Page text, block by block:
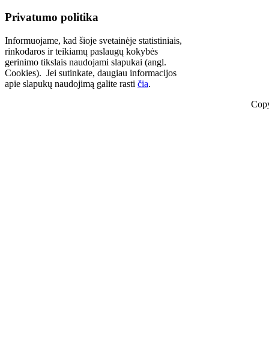
Privatumo politika
Informuojame, kad šioje svetainėje statistiniais,
rinkodaros ir teikiamų paslaugų kokybės
gerinimo tikslais naudojami slapukai (angl.
Cookies). Jei sutinkate, daugiau informacijos
apie slapukų naudojimą galite rasti čia.